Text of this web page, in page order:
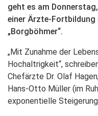
geht es am
einer Ärzte-Fortbildung
„Borgböhmer“.
„Mit Zunahme der
Hochaltrigkeit“,
Chefärzte Dr. Olaf
Hans-Otto Müller (im
exponentielle